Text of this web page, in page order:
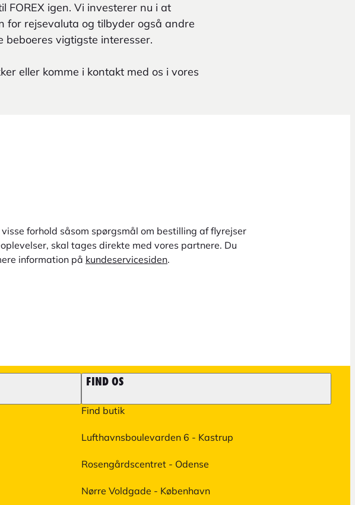
FOREX igen. Vi investerer nu i at
for rejsevaluta og tilbyder også andre
vigtigste interesser.
eller komme i kontakt med os i vores
visse forhold såsom spørgsmål om bestilling af flyrejser
skal tages direkte med vores partnere. Du
information på kundeservicesiden.
FIND OS
Find butik
Lufthavnsboulevarden 6 - Kastrup
Rosengårdscentret - Odense
Nørre Voldgade - København